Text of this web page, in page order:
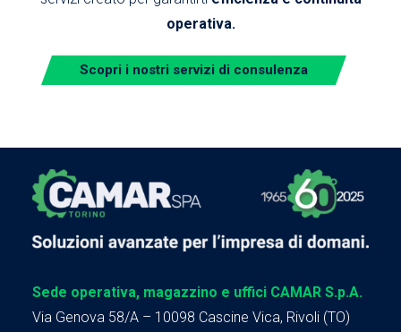
operativa.
Scopri i nostri servizi di consulenza
Sede operativa, magazzino e uffici CAMAR S.p.A.
Via Genova 58/A – 10098 Cascine Vica, Rivoli (TO)